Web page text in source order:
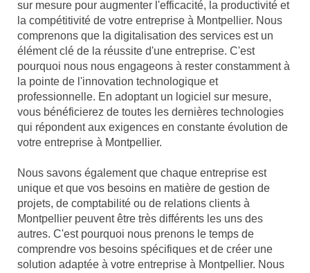
sur mesure pour augmenter l'efficacité, la productivité et
la compétitivité de votre entreprise à Montpellier. Nous
comprenons que la digitalisation des services est un
élément clé de la réussite d'une entreprise. C'est
pourquoi nous nous engageons à rester constamment à
la pointe de l'innovation technologique et
professionnelle. En adoptant un logiciel sur mesure,
vous bénéficierez de toutes les dernières technologies
qui répondent aux exigences en constante évolution de
votre entreprise à Montpellier.
Nous savons également que chaque entreprise est
unique et que vos besoins en matière de gestion de
projets, de comptabilité ou de relations clients à
Montpellier peuvent être très différents les uns des
autres. C'est pourquoi nous prenons le temps de
comprendre vos besoins spécifiques et de créer une
solution adaptée à votre entreprise à Montpellier. Nous